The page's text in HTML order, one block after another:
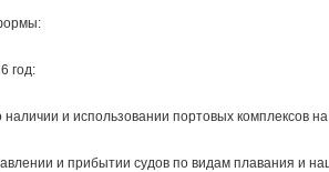
год:
и использовании портовых комплексов
и прибытии судов по видам плавания и